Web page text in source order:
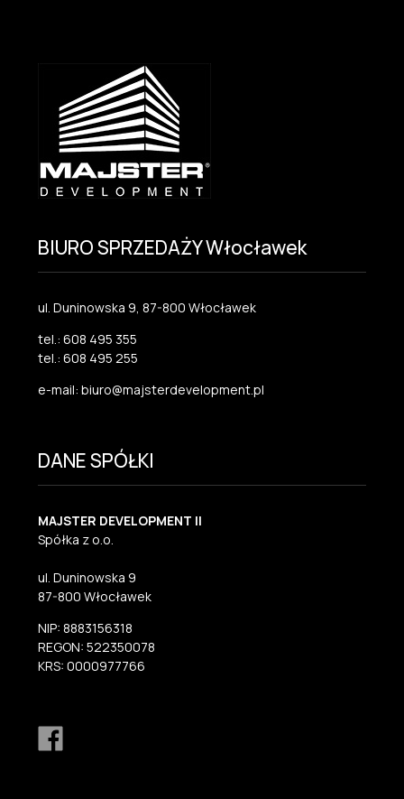
BIURO SPRZEDAŻY Włocławek
ul. Duninowska 9, 87-800 Włocławek
tel.: 608 495 355
tel.: 608 495 255
e-mail: biuro@majsterdevelopment.pl
DANE SPÓŁKI
MAJSTER DEVELOPMENT II
Spółka z o.o.
ul. Duninowska 9
87-800 Włocławek
NIP: 8883156318
REGON: 522350078
KRS: 0000977766